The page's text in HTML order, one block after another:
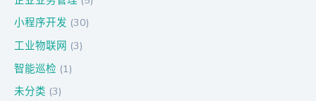
小程序开发 (30)
工业物联网 (3)
智能巡检 (1)
未分类 (3)